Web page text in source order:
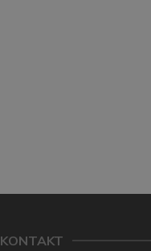
KONTAKT